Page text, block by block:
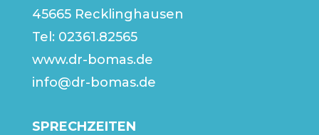
45665 Recklinghausen
Tel: 02361.82565
www.dr-bomas.de
info@dr-bomas.de
SPRECHZEITEN